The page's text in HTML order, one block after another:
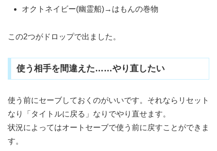
オクトネイビー(幽霊船)→はもんの巻物
この2つがドロップで出ました。
使う相手を間違えた……やり直したい
使う前にセーブしておくのがいいです。それならリセット
なり「タイトルに戻る」なりでやり直せます。
状況によってはオートセーブで使う前に戻すことができま
す。